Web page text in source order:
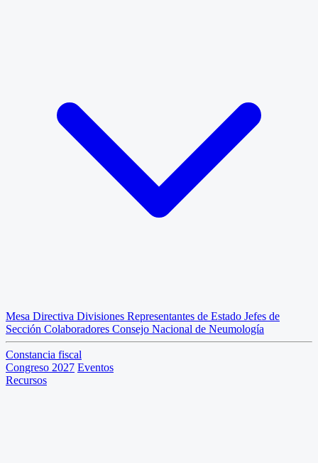
Mesa Directiva Divisiones Representantes de Estado Jefes de
Sección Colaboradores Consejo Nacional de Neumología
Constancia fiscal
Congreso 2027 Eventos
Recursos